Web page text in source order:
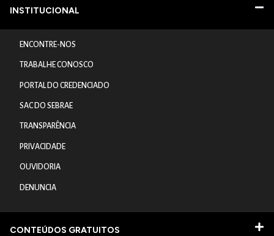
INSTITUCIONAL
ENCONTRE-NOS
TRABALHE CONOSCO
PORTAL DO CREDENCIADO
SAC DO SEBRAE
TRANSPARÊNCIA
PRIVACIDADE
OUVIDORIA
DENUNCIA
CONTEÚDOS GRATUITOS